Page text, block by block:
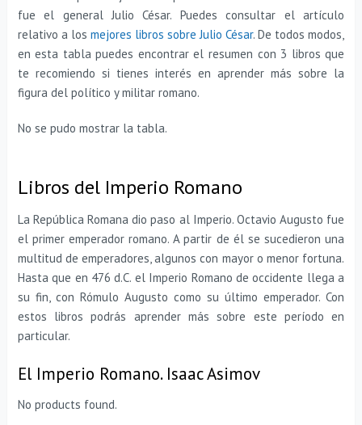
fue el general Julio César. Puedes consultar el artículo
relativo a los mejores libros sobre Julio César. De todos modos,
en esta tabla puedes encontrar el resumen con 3 libros que
te recomiendo si tienes interés en aprender más sobre la
figura del político y militar romano.
No se pudo mostrar la tabla.
Libros del Imperio Romano
La República Romana dio paso al Imperio. Octavio Augusto fue
el primer emperador romano. A partir de él se sucedieron una
multitud de emperadores, algunos con mayor o menor fortuna.
Hasta que en 476 d.C. el Imperio Romano de occidente llega a
su fin, con Rómulo Augusto como su último emperador. Con
estos libros podrás aprender más sobre este período en
particular.
El Imperio Romano. Isaac Asimov
No products found.